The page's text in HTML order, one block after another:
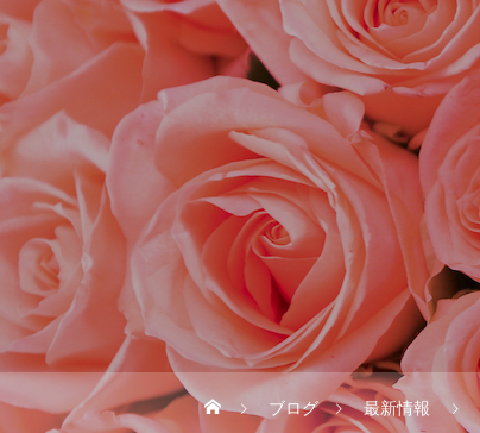
ブログ 最新情報